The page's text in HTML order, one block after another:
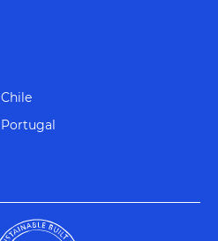
Chile
Portugal